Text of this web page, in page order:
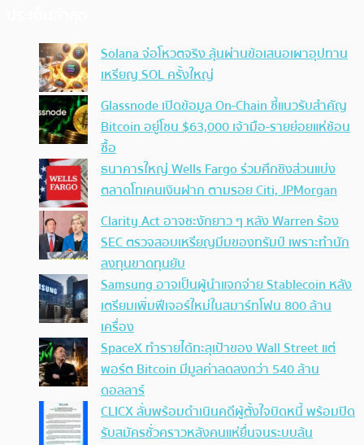
Solana จ่อโหวตจริง ลุ้นผ่านข้อเสนอเผาอุปทาน
เหรียญ SOL ครั้งใหญ่
Glassnode เปิดข้อมูล On-Chain ชี้แนวรับสำคัญ
Bitcoin อยู่โซน $63,000 เจ้ามือ-รายย่อยแห่ช้อน
ซื้อ
ธนาคารใหญ่ Wells Fargo ร่วมศึกชิงส่วนแบ่ง
ตลาดโทเคนเงินฝาก ตามรอย Citi, JPMorgan
Clarity Act อาจชะงักยาว ๆ หลัง Warren ร้อง
SEC ตรวจสอบเหรียญมีมของทรัมป์ เพราะทำนัก
ลงทุนขาดทุนยับ
Samsung อาจเป็นผู้นำแจกจ่าย Stablecoin หลัง
เตรียมเพิ่มฟีเจอร์ใหม่ในสมาร์ทโฟน 800 ล้าน
เครื่อง
SpaceX ทำรายได้ทะลุเป้าของ Wall Street แต่
พอร์ต Bitcoin มีมูลค่าลดลงกว่า 540 ล้าน
ดอลลาร์
CLICX ลั่นพร้อมดำเนินคดีผู้ตั้งใจบิดหนี้ พร้อมปิด
รับสมัครชั่วคราวหลังคนแห่ยื่นจนระบบล้น